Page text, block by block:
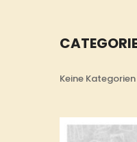
Keine Kategorien